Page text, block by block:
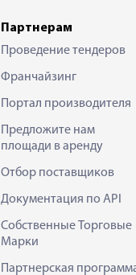
Партнерам
Проведение тендеров
Франчайзинг
Портал производителя
Предложите нам
площади в аренду
Отбор поставщиков
Документация по API
Собственные Торговые
Марки
Партнерская